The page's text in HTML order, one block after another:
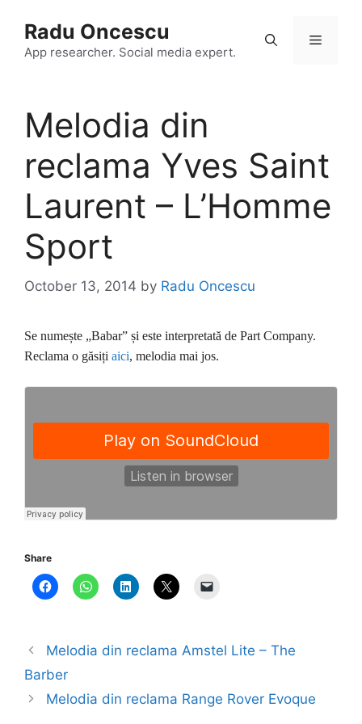
content
Radu Oncescu
App researcher. Social media expert.
Menu
Melodia din
reclama Yves Saint
Laurent – L’Homme
Sport
October 13, 2014 by Radu Oncescu
Se numește „Babar” și este interpretată de Part Company.
Reclama o găsiți aici, melodia mai jos.
Share
Melodia din reclama Amstel Lite – The
Barber
Melodia din reclama Range Rover Evoque